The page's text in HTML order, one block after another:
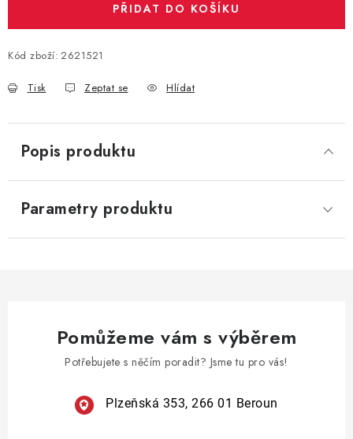
PŘIDAT DO KOŠÍKU
Kód zboží: 2621521
Tisk Zeptat se Hlídat
Popis produktu
Parametry produktu
Pomůžeme vám s výběrem
Potřebujete s něčím poradit? Jsme tu pro vás!
Plzeňská 353, 266 01 Beroun